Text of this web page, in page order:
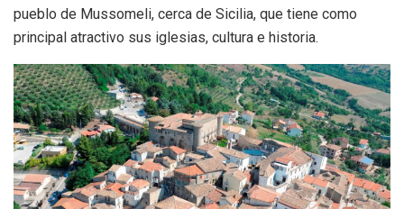
pueblo de Mussomeli, cerca de Sicilia, que tiene como
principal atractivo sus iglesias, cultura e historia.